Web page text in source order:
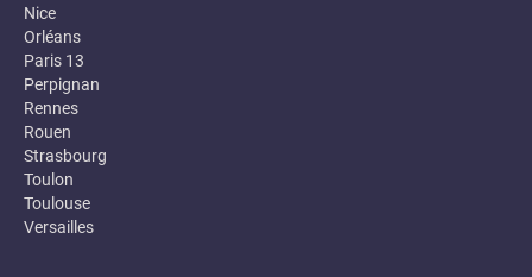
Nice
Orléans
Paris 13
Perpignan
Rennes
Rouen
Strasbourg
Toulon
Toulouse
Versailles